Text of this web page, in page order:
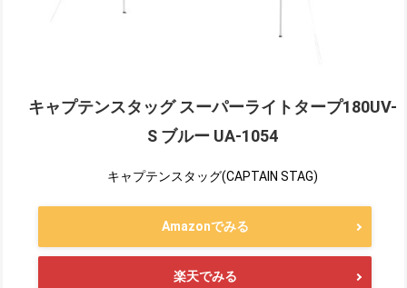
キャプテンスタッグ スーパーライトタープ180UV-
S ブルー UA-1054
キャプテンスタッグ(CAPTAIN STAG)
Amazonでみる
楽天でみる